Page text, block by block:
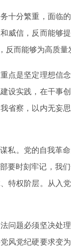
分繁重，面临
威信，反而能够
而能够为高质量
是坚定理想信
设实践，在干事
省察，以内无妄
。党的自我革
要时刻牢记，我
特权阶层。从入
题必须坚决处理
风党纪硬要求变